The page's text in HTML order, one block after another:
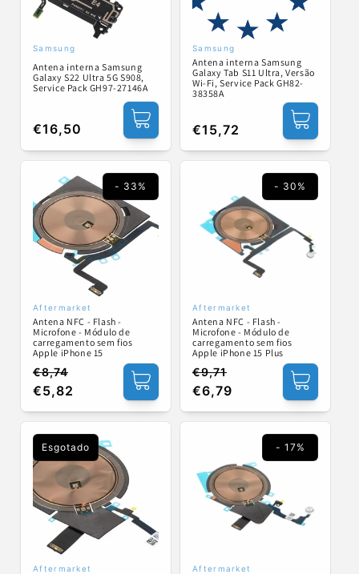
Fornecedor:
Samsung
Antena interna Samsung
Galaxy S22 Ultra 5G S908,
Service Pack GH97-27146A
Preço
normal
€16,50
Fornecedor:
Samsung
Antena interna Samsung
Galaxy Tab S11 Ultra, Versão
Wi-Fi, Service Pack GH82-
38358A
Preço
normal
€15,72
- 33%
Fornecedor:
Aftermarket
Antena NFC - Flash -
Microfone - Módulo de
carregamento sem fios
Apple iPhone 15
Preço
normal
€8,74
Preço
saldo
€5,82
- 30%
Fornecedor:
Aftermarket
Antena NFC - Flash -
Microfone - Módulo de
carregamento sem fios
Apple iPhone 15 Plus
Preço
normal
€9,71
Preço
saldo
€6,79
Esgotado
Aftermarket
- 17%
Aftermarket